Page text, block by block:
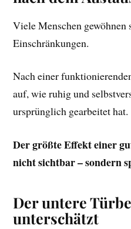
Viele Menschen gewöhnen
Einschränkungen.
Nach einer
auf, wie ruhig und
ursprünglich gearbeitet hat.
Der größte Effekt einer
nicht sichtbar – sondern
Der untere
unterschätzt